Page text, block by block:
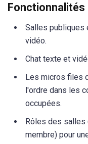
Fonctionnalités
Salles publiques
vidéo.
Chat texte et
Les micros files
l'ordre dans les
occupées.
Rôles des salles
membre) pour